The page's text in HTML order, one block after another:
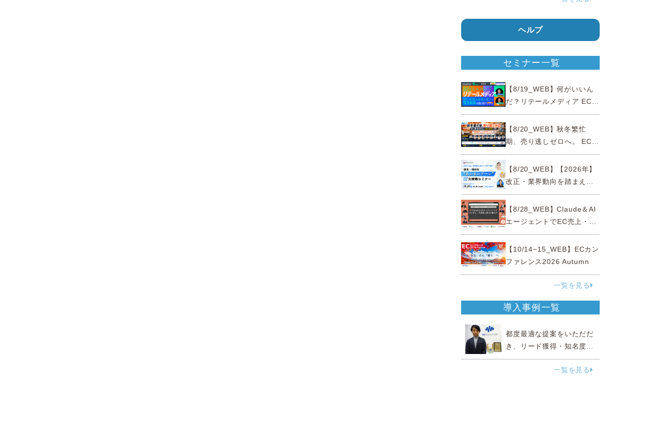
ヘルプ
セミナー一覧
【8/19_WEB】何がいいん
だ？リテールメディア EC・
小売の未来を変える事業戦
略【8/20_WEB】秋冬繁忙
期、売り逃しゼロへ。 EC運
営効率化と機会損失を防ぐ
『直前チェックポイント』
【8/20_WEB】【2026年】
改正・業界動向を踏まえて
事例で理解 健食・機能
性“あいまいゾーン”大攻略セ
ミナー
【8/28_WEB】Claude＆AI
エージェントでEC売上・生
産性の両方を爆上げ ～ただ
使うだけじゃない！&qu...
【10/14−15_WEB】ECカン
ファレンス2026 Autumn
一覧を見る
導入事例一覧
都度最適な提案をいただだ
き、リード獲得・知名度向
上に効果実感
一覧を見る